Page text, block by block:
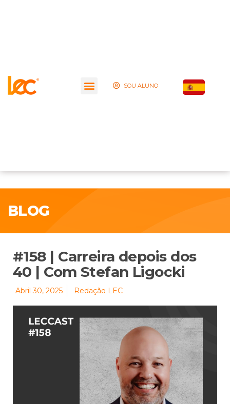
SOU ALUNO
BLOG
#158 | Carreira depois dos
40 | Com Stefan Ligocki
Abril 30, 2025 Redação LEC